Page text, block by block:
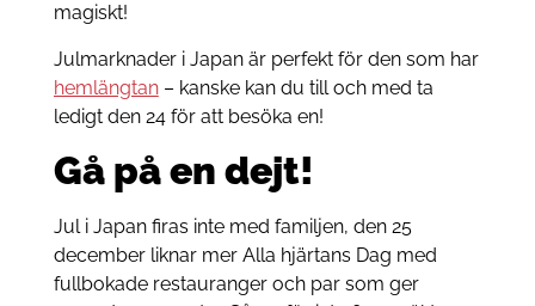
magiskt!
Julmarknader i Japan är perfekt för den som har
hemlängtan– kanske kan du till och med ta
ledigt den 24 för att besöka en!
Gå på en dejt!
Jul i Japan firas inte med familjen, den 25
december liknar mer Alla hjärtans Dag med
fullbokade restauranger och par som ger